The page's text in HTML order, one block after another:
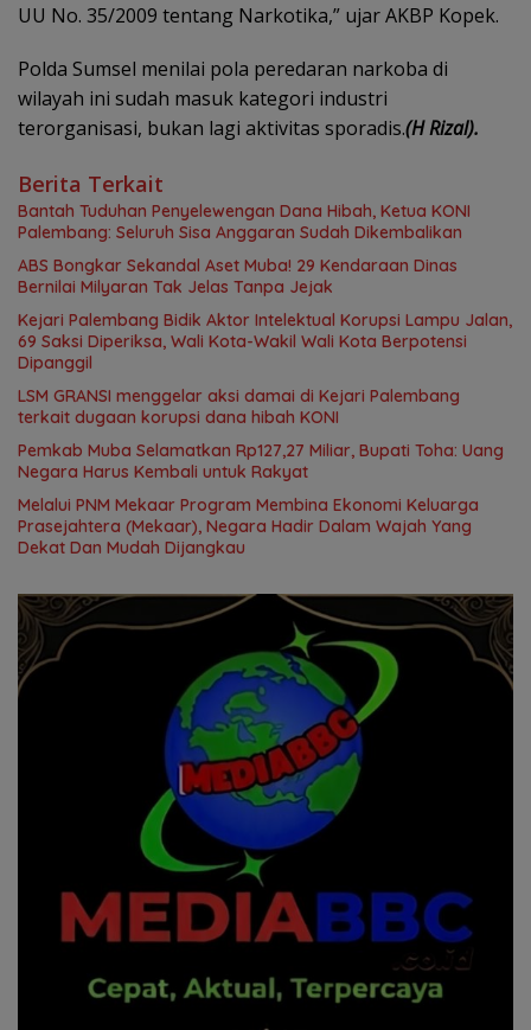
UU No. 35/2009 tentang Narkotika,” ujar AKBP Kopek.
Polda Sumsel menilai pola peredaran narkoba di
wilayah ini sudah masuk kategori industri
terorganisasi, bukan lagi aktivitas sporadis.(H Rizal).
Berita Terkait
Bantah Tuduhan Penyelewengan Dana Hibah, Ketua KONI
Palembang: Seluruh Sisa Anggaran Sudah Dikembalikan
ABS Bongkar Sekandal Aset Muba! 29 Kendaraan Dinas
Bernilai Milyaran Tak Jelas Tanpa Jejak
Kejari Palembang Bidik Aktor Intelektual Korupsi Lampu Jalan,
69 Saksi Diperiksa, Wali Kota-Wakil Wali Kota Berpotensi
Dipanggil
LSM GRANSI menggelar aksi damai di Kejari Palembang
terkait dugaan korupsi dana hibah KONI
Pemkab Muba Selamatkan Rp127,27 Miliar, Bupati Toha: Uang
Negara Harus Kembali untuk Rakyat
Melalui PNM Mekaar Program Membina Ekonomi Keluarga
Prasejahtera (Mekaar), Negara Hadir Dalam Wajah Yang
Dekat Dan Mudah Dijangkau